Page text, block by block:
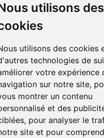
utilisons des
utilisons des cookies
technologies de
votre expérience
sur notre site,
montrer un contenu
et des
pour analyser le
site et pour
SOLS VINYL
ET INCRUSTATION
Guynemer
- Bât. C2
LARUE